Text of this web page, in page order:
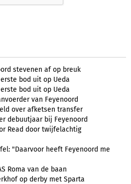
stevenen af op breuk
bod uit op Ueda
bod uit op Ueda
van Feyenoord
over afketsen transfer
debuutjaar bij Feyenoord
Read door twijfelachtig
"Daarvoor heeft Feyenoord me
Roma van de baan
op derby met Sparta